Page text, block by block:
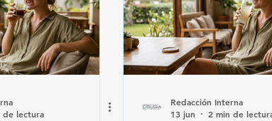
de lectura
Redacción Interna
13 jun
2 min de